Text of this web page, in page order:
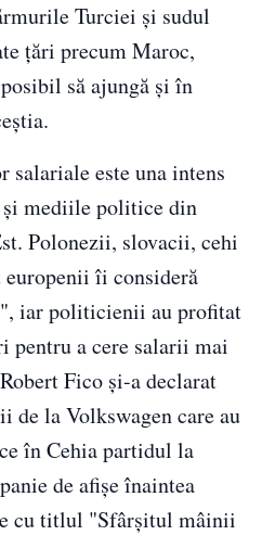
Turciei şi sudul
ţări precum Maroc,
să ajungă şi în
salariale este una intens
mediile politice din
Polonezii, slovacii, cehi
îi consideră
iar politicienii au profitat
pentru a cere salarii mai
Fico şi-a declarat
de la Volkswagen care au
în Cehia partidul la
de afişe înaintea
cu titlul "Sfârşitul mâinii